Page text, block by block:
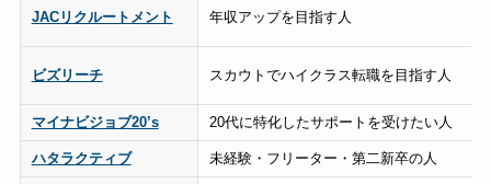
JACリクルートメント 年収アップを目指す人
ビズリーチ スカウトでハイクラス転職を目指す人
マイナビジョブ20’s 20代に特化したサポートを受けたい人
ハタラクティブ 未経験・フリーター・第二新卒の人